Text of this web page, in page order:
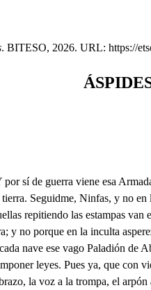
. BITESO, 2026. URL: https://
amantes? Puede acaso la fiereza de mi condición rendirse a las débiles saetas, que en el mismo aire, que cor- tan, se rompen cuando se flechan? Qué engaño! Pero! pues ya de aquella noticia ciega, que a la voz de mis hermanas debí en las obras inmensas, del Orbe, me restituyo a la luz de la experiencia; vamos repasando, dudas, los objetos por las señas. Qué será, qué será, admiración, aquella brillante antorcha, que errante enciende del Mar el undoso eslabón: Qué será, qué será, admiración. Mas si es su sosiego esfera de fuego, y centro de ardor, este es el Sol, este es el Sol. Qué será, qué será en el confin aquel argentado granizo cuajado, cuyo ambar la selva tradujo a jardín: Qué será, que será en el con fín. Mas si en cada hoja mil perlas arroja su cándido Abril, este es jazmín, este es jazmín. Qué será, qué será en el Vergel aquel verde hermoso penacho frondoso, del Cielo embarazo, y del Campo dosel: qué será, qué será en el Vergel. Mas si lisonjero este es el laurel; este es el laurel: qué será. Quién llama? Pues ya del esquise la quilla costeando viene la orilla, y es de Minerva interés, su aplauso alternen, Zagales, músicas, enorabuenas. Ya pisando sus arenas, dicen en ecos iguales: , . Pues nuestra Islalogra tan alta dicha, su Monarca la juren las demás Islas; y en su alegría voces sean álbogues, trompas, y liras, Qué he oído, Cielos! jurara, si el aire no me engañó, que aquella voz, que se oyó fue del Zagal, cuya rara osadía, en seguimiento mío, una vez